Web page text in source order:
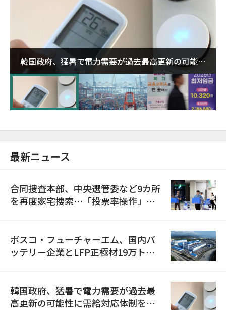
韓国政府、猛暑で電力需要が過去最高更新の可能性
に需給対応体制を点検
最新ニュース
合同捜査本部、中央選管委など9カ所
を再度家宅捜索…「投票率操作」の
ポスコ・フューチャーエム、国内バ
ッテリー企業とLFP正極材19万トン
韓国政府、猛暑で電力需要が過去最
高更新の可能性に需給対応体制を点